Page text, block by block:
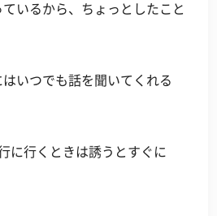
いるから、ちょっとしたこと
いつでも話を聞いてくれる
に行くときは誘うとすぐに